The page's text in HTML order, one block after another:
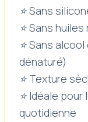
⭐ Sans
⭐ Sans
⭐ Sans
dénaturé)
⭐ Texture
⭐ Idéale
quotidienne